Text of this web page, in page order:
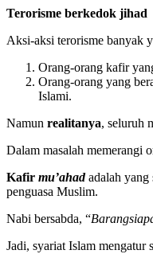
Terorisme berkedok jihad
Aksi-aksi terorisme banyak
Orang-orang kafir
Orang-orang yang
Islami.
Namun realitanya, seluruh
Dalam masalah memerangi
Kafir mu’ahad adalah
penguasa Muslim.
Nabi bersabda, “
Jadi, syariat Islam mengatur